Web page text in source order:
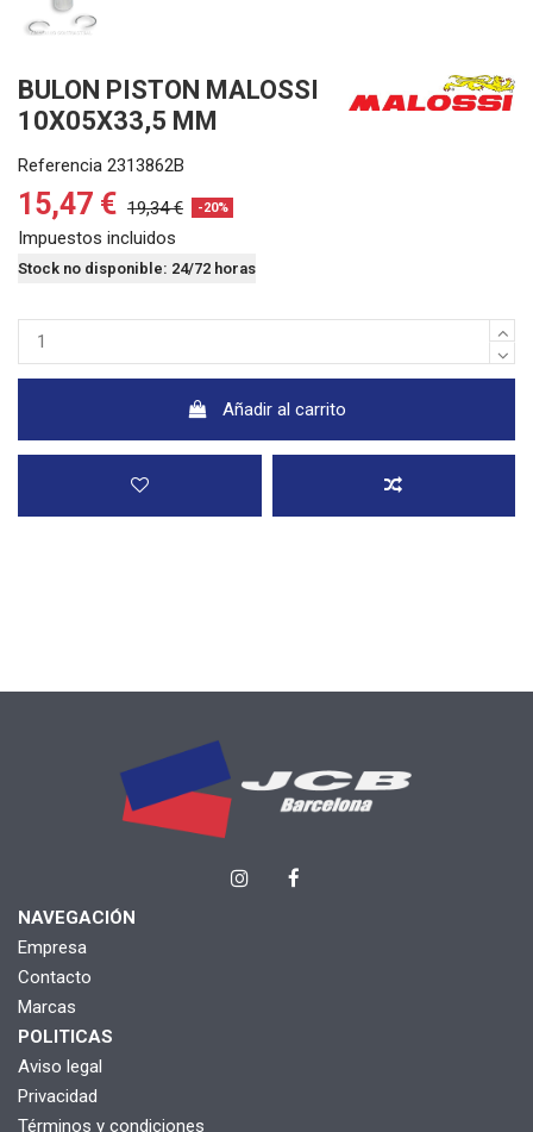
BULON PISTON MALOSSI
10X05X33,5 MM
Referencia 2313862B
15,47 € 19,34 € -20%
Impuestos incluidos
Stock no disponible: 24/72 horas
Añadir al carrito
NAVEGACIÓN
Empresa
Contacto
Marcas
POLITICAS
Aviso legal
Privacidad
Términos y condiciones